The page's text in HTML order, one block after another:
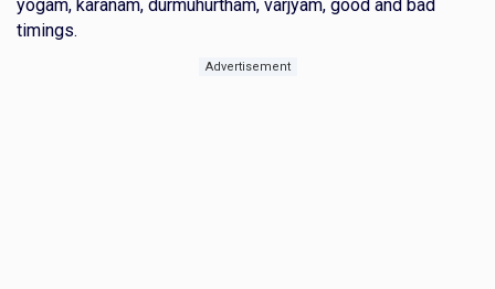
yogam, karanam, durmuhurtham, varjyam, good and bad
timings.
Advertisement